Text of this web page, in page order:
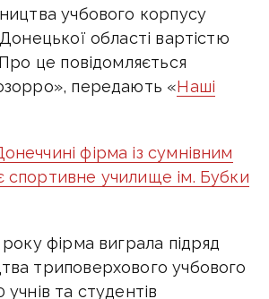
учбового корпусу
області вартістю
це повідомляється
передають «Наші
фірма із сумнівним
спортивне училище ім. Бубки
фірма виграла підряд
триповерхового учбового
та студентів